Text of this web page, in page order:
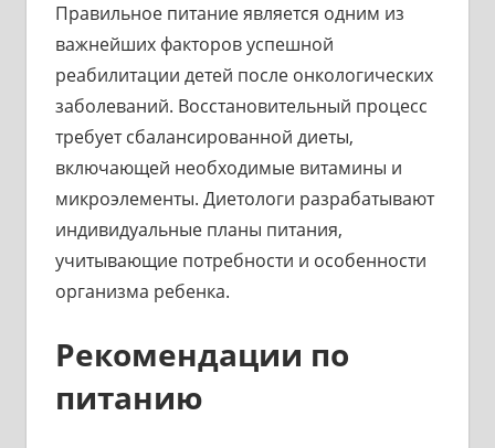
Правильное питание является одним из
важнейших факторов успешной
реабилитации детей после онкологических
заболеваний. Восстановительный процесс
требует сбалансированной диеты,
включающей необходимые витамины и
микроэлементы. Диетологи разрабатывают
индивидуальные планы питания,
учитывающие потребности и особенности
организма ребенка.
Рекомендации по
питанию